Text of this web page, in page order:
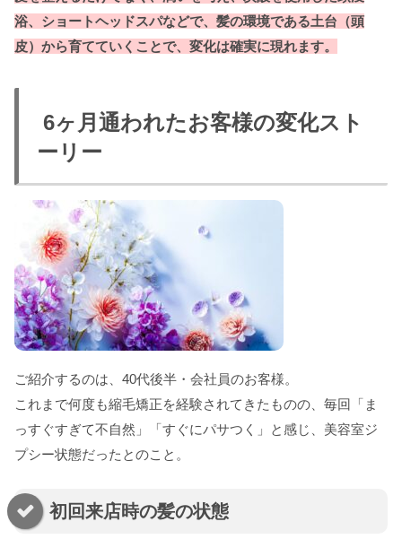
浴、ショートヘッドスパなどで、髪の環境である土台（頭
皮）から育てていくことで、変化は確実に現れます。
6ヶ月通われたお客様の変化スト
ーリー
ご紹介するのは、40代後半・会社員のお客様。
これまで何度も縮毛矯正を経験されてきたものの、毎回「ま
っすぐすぎて不自然」「すぐにパサつく」と感じ、美容室ジ
プシー状態だったとのこと。
初回来店時の髪の状態